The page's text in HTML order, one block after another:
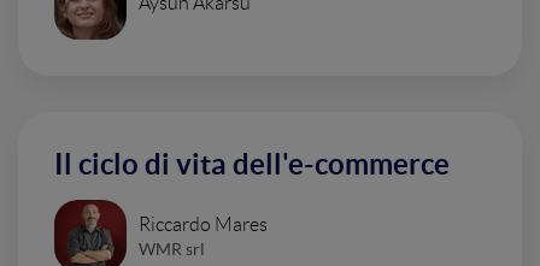
Il ciclo di vita dell'e-commerce
Riccardo Mares
WMR srl